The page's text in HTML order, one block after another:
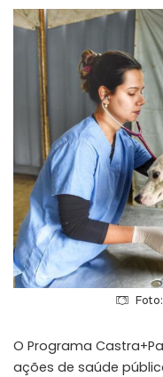
O Programa
ações de saúde